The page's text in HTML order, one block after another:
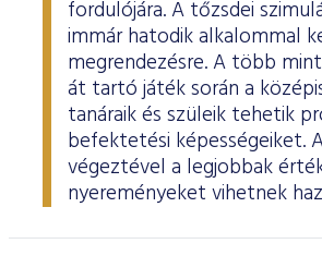
fordulójára. A tőzsdei
immár hatodik alkalommal
megrendezésre. A több
át tartó játék során a
tanáraik és szüleik tehetik
befektetési képességeiket.
végeztével a legjobbak
nyereményeket vihetnek